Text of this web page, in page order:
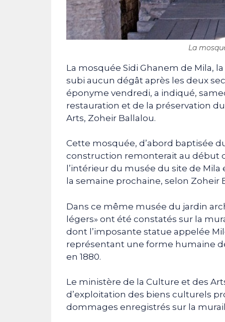
La
La mosquée Sidi Ghanem de Mila,
subi aucun dégât après les deux
éponyme vendredi, a indiqué,
restauration et de la préservation
Arts, Zoheir Ballalou.
Cette mosquée, d’abord baptisée
construction remonterait au début
l’intérieur du musée du site de
la semaine prochaine, selon Zoheir
Dans ce même musée du jardin
légers» ont été constatés sur la
dont l’imposante statue appelée
représentant une forme humaine
en 1880.
Le ministère de la Culture et des
d’exploitation des biens culturels
dommages enregistrés sur la